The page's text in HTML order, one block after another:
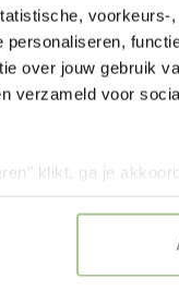
personaliseren,
over jouw gebruik
verzameld voor
klikt, ga je
jouw keuze in
van